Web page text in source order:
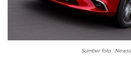
Sumber foto :